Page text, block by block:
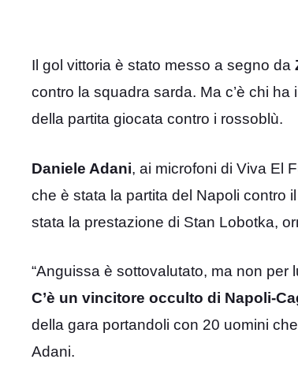
Il gol vittoria è stato messo a segno da
contro la squadra sarda. Ma c’è chi
della partita giocata contro i rossoblù.
Daniele Adani, ai microfoni di Viva El
che è stata la partita del Napoli contro
stata la prestazione di Stan Lobotka,
“Anguissa è sottovalutato, ma non per
C’è un vincitore occulto di Napoli-
della gara portandoli con 20 uomini
Adani.